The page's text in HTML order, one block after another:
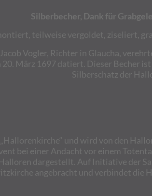
Silberbecher, Dank für
teilweise vergoldet, ziseliert,
Vogler, Richter in Glaucha,
20. März 1697 datiert. Dieser Becher
Silberschatz der
und wird von den
bei einer Andacht vor einem
dargestellt. Auf Initiative der
angebracht und verbindet die